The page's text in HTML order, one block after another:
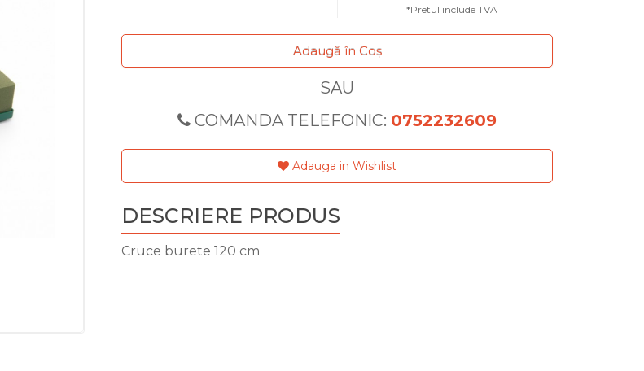
*Pretul include TVA
Adaugă în Coş
SAU
COMANDA TELEFONIC: 0752232609
Adauga in Wishlist
DESCRIERE PRODUS
Cruce burete 120 cm